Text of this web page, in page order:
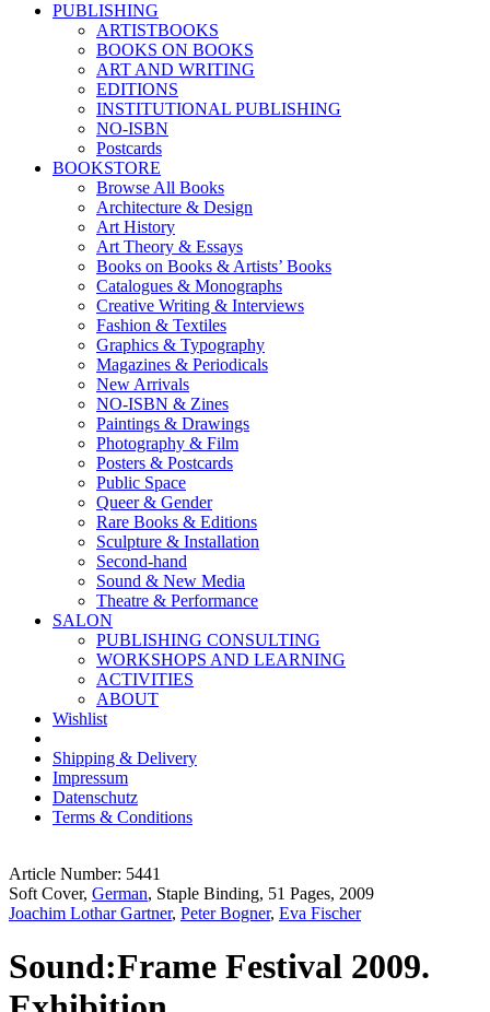
PUBLISHING
ARTISTBOOKS
BOOKS ON BOOKS
ART AND WRITING
EDITIONS
INSTITUTIONAL PUBLISHING
NO-ISBN
Postcards
BOOKSTORE
Browse All Books
Architecture & Design
Art History
Art Theory & Essays
Books on Books & Artists’ Books
Catalogues & Monographs
Creative Writing & Interviews
Fashion & Textiles
Graphics & Typography
Magazines & Periodicals
New Arrivals
NO-ISBN & Zines
Paintings & Drawings
Photography & Film
Posters & Postcards
Public Space
Queer & Gender
Rare Books & Editions
Sculpture & Installation
Second-hand
Sound & New Media
Theatre & Performance
SALON
PUBLISHING CONSULTING
WORKSHOPS AND LEARNING
ACTIVITIES
ABOUT
Wishlist
Shipping & Delivery
Impressum
Datenschutz
Terms & Conditions
Article Number: 5441
Soft Cover, German, Staple Binding, 51 Pages, 2009
Joachim Lothar Gartner, Peter Bogner, Eva Fischer
Sound:Frame Festival 2009.